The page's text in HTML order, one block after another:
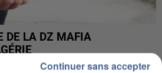
DE LA DZ MAFIA
Continuer sans accepter